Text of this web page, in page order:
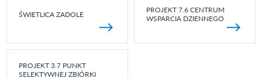
ŚWIETLICA ZADOLE
PROJEKT 7.6 CENTRUM
WSPARCIA DZIENNEGO
PROJEKT 3.7 PUNKT
SELEKTYWNEJ ZBIÓRKI